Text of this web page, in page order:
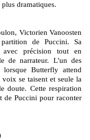
dramatiques.
Victorien Vanoosten
de Puccini. Sa
avec précision tout en
de narrateur. L'un des
lorsque Butterfly attend
se taisent et seule la
doute. Cette respiration
de Puccini pour raconter